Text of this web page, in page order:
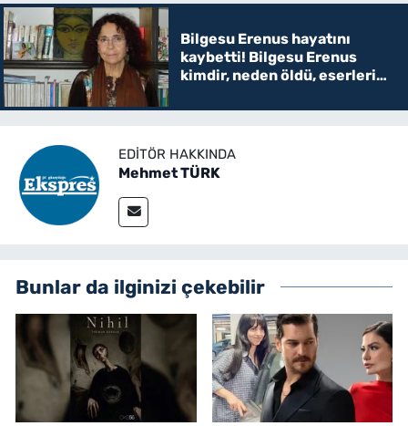
Bilgesu Erenus hayatını
kaybetti! Bilgesu Erenus
kimdir, neden öldü, eserleri
EDITÖR HAKKINDA
Mehmet TÜRK
Bunlar da ilginizi çekebilir